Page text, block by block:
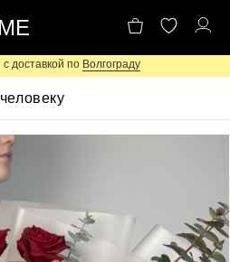
доставкой по Волгограду